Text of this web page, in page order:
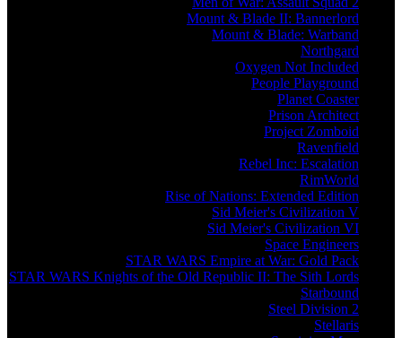
Mount & Blade II: Bannerlord
Mount & Blade: Warband
Northgard
Oxygen Not Included
People Playground
Planet Coaster
Prison Architect
Project Zomboid
Ravenfield
Rebel Inc: Escalation
RimWorld
Rise of Nations: Extended Edition
Sid Meier's Civilization V
Sid Meier's Civilization VI
Space Engineers
STAR WARS Empire at War: Gold Pack
STAR WARS Knights of the Old Republic II: The Sith Lords
Starbound
Steel Division 2
Stellaris